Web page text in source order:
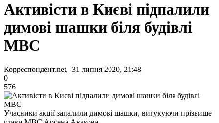
Активісти в Києві підпалили
димові шашки біля будівлі
МВС
Корреспондент.net, 31 липня 2020, 21:48
0
576
Учасники акції запалили димові шашки, вигукуючи прізвище